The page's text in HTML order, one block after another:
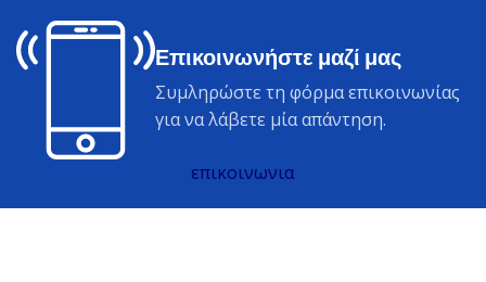
Επικοινωνήστε μαζί μας
Συμληρώστε τη φόρμα επικοινωνίας
για να λάβετε μία απάντηση.
επικοινωνια